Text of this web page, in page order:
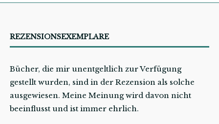
REZENSIONSEXEMPLARE
Bücher, die mir unentgeltlich zur Verfügung
gestellt wurden, sind in der Rezension als solche
ausgewiesen. Meine Meinung wird davon nicht
beeinflusst und ist immer ehrlich.